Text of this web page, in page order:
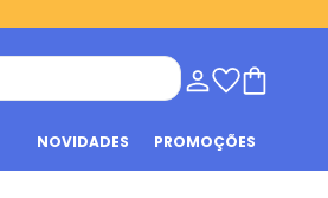
NOVIDADES PROMOÇÕES